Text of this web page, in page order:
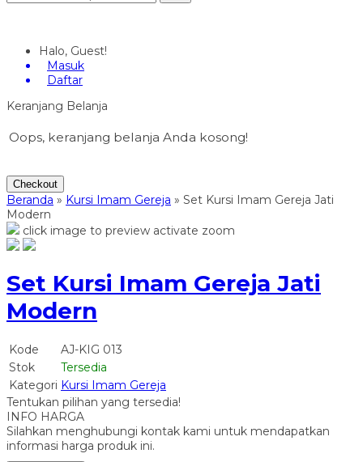
Halo, Guest!
Masuk
Daftar
Keranjang Belanja
Oops, keranjang belanja Anda kosong!
Checkout
Beranda » Kursi Imam Gereja » Set Kursi Imam Gereja Jati
Modern
click image to preview activate zoom
Set Kursi Imam Gereja Jati
Modern
Kode
AJ-KIG 013
Stok
Tersedia
Kategori Kursi Imam Gereja
Tentukan pilihan yang tersedia!
INFO HARGA
Silahkan menghubungi kontak kami untuk mendapatkan
informasi harga produk ini.